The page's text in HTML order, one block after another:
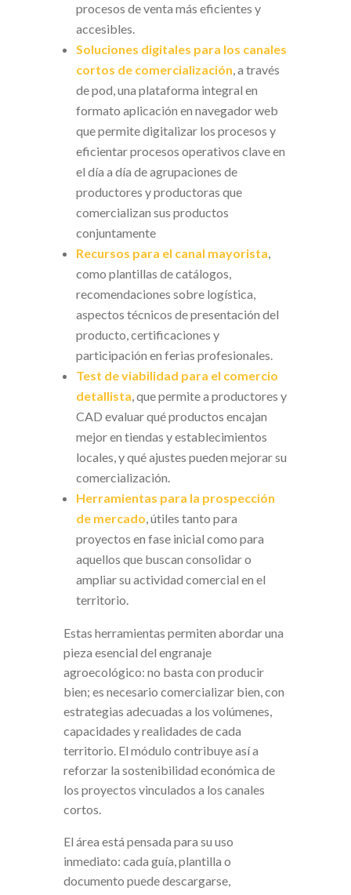
procesos de venta más eficientes y
accesibles.
Soluciones digitales para los canales
cortos de comercialización, a través
de pod, una plataforma integral en
formato aplicación en navegador web
que permite digitalizar los procesos y
eficientar procesos operativos clave en
el día a día de agrupaciones de
productores y productoras que
comercializan sus productos
conjuntamente
Recursos para el canal mayorista,
como plantillas de catálogos,
recomendaciones sobre logística,
aspectos técnicos de presentación del
producto, certificaciones y
participación en ferias profesionales.
Test de viabilidad para el comercio
detallista, que permite a productores y
CAD evaluar qué productos encajan
mejor en tiendas y establecimientos
locales, y qué ajustes pueden mejorar su
comercialización.
Herramientas para la prospección
de mercado, útiles tanto para
proyectos en fase inicial como para
aquellos que buscan consolidar o
ampliar su actividad comercial en el
territorio.
Estas herramientas permiten abordar una
pieza esencial del engranaje
agroecológico: no basta con producir
bien; es necesario comercializar bien, con
estrategias adecuadas a los volúmenes,
capacidades y realidades de cada
territorio. El módulo contribuye así a
reforzar la sostenibilidad económica de
los proyectos vinculados a los canales
cortos.
El área está pensada para su uso
inmediato: cada guía, plantilla o
documento puede descargarse,